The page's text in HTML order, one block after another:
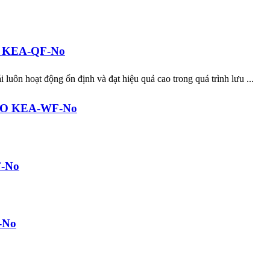
QF-No
KEA-WF-No
No
hoạt động ổn định và đạt hiệu quả cao trong quá trình lưu ...